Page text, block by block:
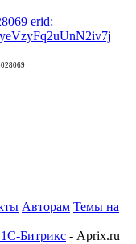
Авторам Темы на
1С-Битрикс - Aprix.ru